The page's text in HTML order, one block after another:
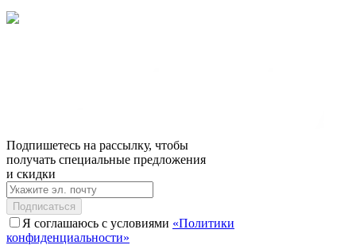
Подпишетесь на рассылку, чтобы
получать специальные предложения
и скидки
Подписаться
Я соглашаюсь с условиями «Политики
конфиденциальности»